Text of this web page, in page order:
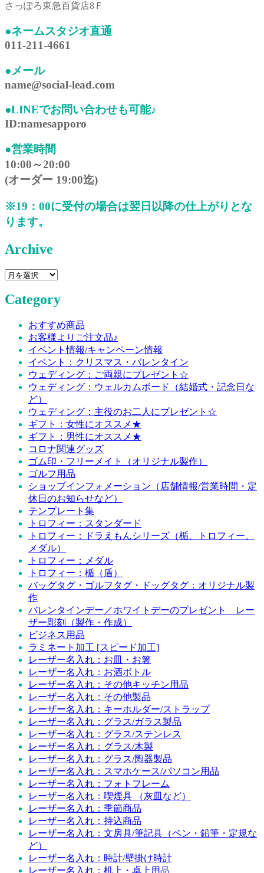
さっぽろ東急百貨店8Ｆ
●ネームスタジオ直通
011-211-4661
●メール
name@social-lead.com
●LINEでお問い合わせも可能♪
ID:namesapporo
●営業時間
10:00～20:00
(オーダー 19:00迄)
※19：00に受付の場合は翌日以降の仕上がりとな
ります。
Archive
Archive
Category
おすすめ商品
お客様よりご注文品♪
イベント情報/キャンペーン情報
イベント：クリスマス・バレンタイン
ウェディング：ご両親にプレゼント☆
ウェディング：ウェルカムボード（結婚式・記念日な
ど）
ウェディング：主役のお二人にプレゼント☆
ギフト：女性にオススメ★
ギフト：男性にオススメ★
コロナ関連グッズ
ゴム印・フリーメイト（オリジナル製作）
ゴルフ用品
ショップインフォメーション（店舗情報/営業時間・定
休日のお知らせなど）
テンプレート集
トロフィー：スタンダード
トロフィー：ドラえもんシリーズ（楯、トロフィー、
メダル）
トロフィー：メダル
トロフィー：楯（盾）
バッグタグ・ゴルフタグ・ドッグタグ：オリジナル製
作
バレンタインデー／ホワイトデーのプレゼント レー
ザー彫刻（製作・作成）
ビジネス用品
ラミネート加工 [スピード加工]
レーザー名入れ：お皿・お箸
レーザー名入れ：お酒ボトル
レーザー名入れ：その他キッチン用品
レーザー名入れ：その他製品
レーザー名入れ：キーホルダー/ストラップ
レーザー名入れ：グラス/ガラス製品
レーザー名入れ：グラス/ステンレス
レーザー名入れ：グラス/木製
レーザー名入れ：グラス/陶器製品
レーザー名入れ：スマホケース/パソコン用品
レーザー名入れ：フォトフレーム
レーザー名入れ：喫煙具 （灰皿など）
レーザー名入れ：季節商品
レーザー名入れ：持込商品
レーザー名入れ：文房具/筆記具（ペン・鉛筆・定規な
ど）
レーザー名入れ：時計/壁掛け時計
レーザー名入れ：机上・卓上用品